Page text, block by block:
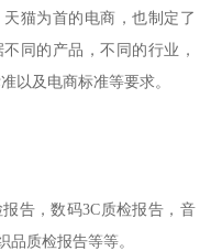
猫为首的电商，也制定了
同的产品，不同的行业，
以及电商标准等要求。
告，数码3C质检报告，音
质检报告等等。